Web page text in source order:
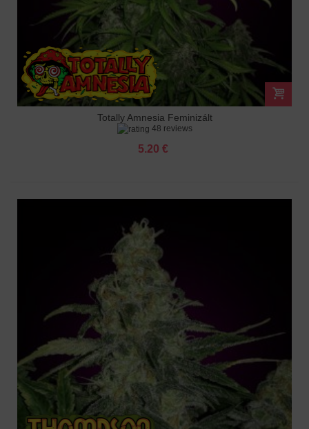
Totally Amnesia Feminizált
48 reviews
5.20 €